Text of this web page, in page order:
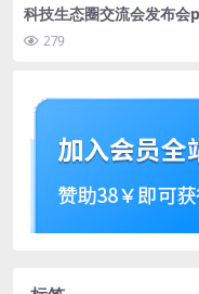
科技生态圈交流会发布会
模板279